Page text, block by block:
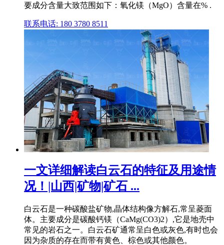
要成分含量大致范围如下：氧化镁（MgO）含量在% .
联系电话: 180 3780 8511
一文详细解读白云石的特征及用途情
况！|山西|矿物|矿石 ...
白云石是一种碳酸盐矿物,晶体结构像方解石,常呈菱面
体。主要成分是碳酸钙镁（CaMg(CO3)2）,它是地壳中
常见的岩石之一。白云石矿通常呈白色或灰色,有时也会
因为杂质的存在而带有黄色、棕色或其他颜色。